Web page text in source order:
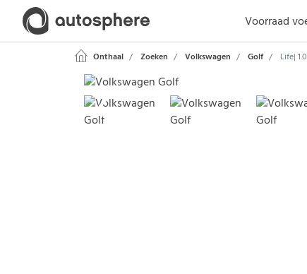
Voorraad
Onthaal Zoeken Volkswagen Golf Life|